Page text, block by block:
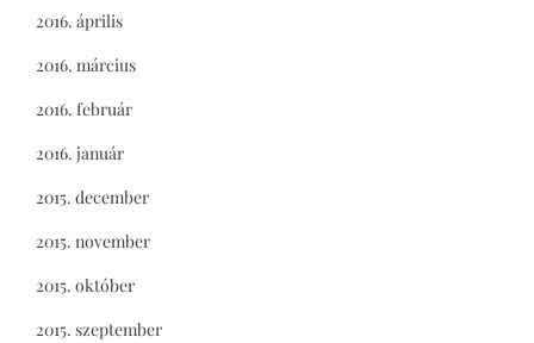
2016. április
2016. március
2016. február
2016. január
2015. december
2015. november
2015. október
2015. szeptember